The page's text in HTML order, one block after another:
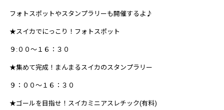
フォトスポットやスタンプラリーも開催するよ♪
★スイカでにっこり！フォトスポット
９:００～１６：３０
★集めて完成！まんまるスイカのスタンプラリー
９：００～１６：３０
★ゴールを目指せ！スイカミニアスレチック(有料)